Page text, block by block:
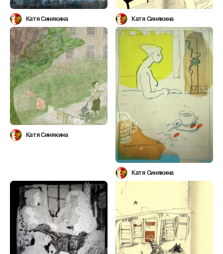
Катя Синякина Катя Синякина
Катя Синякина
Катя Синякина